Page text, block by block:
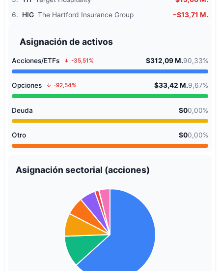
6.
HIG The Hartford Insurance Group −$13,71 M.
Asignación de activos
Acciones/ETFs -35,51% $312,09 M.90,33%
Opciones -92,54% $33,42 M.9,67%
Deuda $00,00%
Otro $00,00%
Asignación sectorial (acciones)